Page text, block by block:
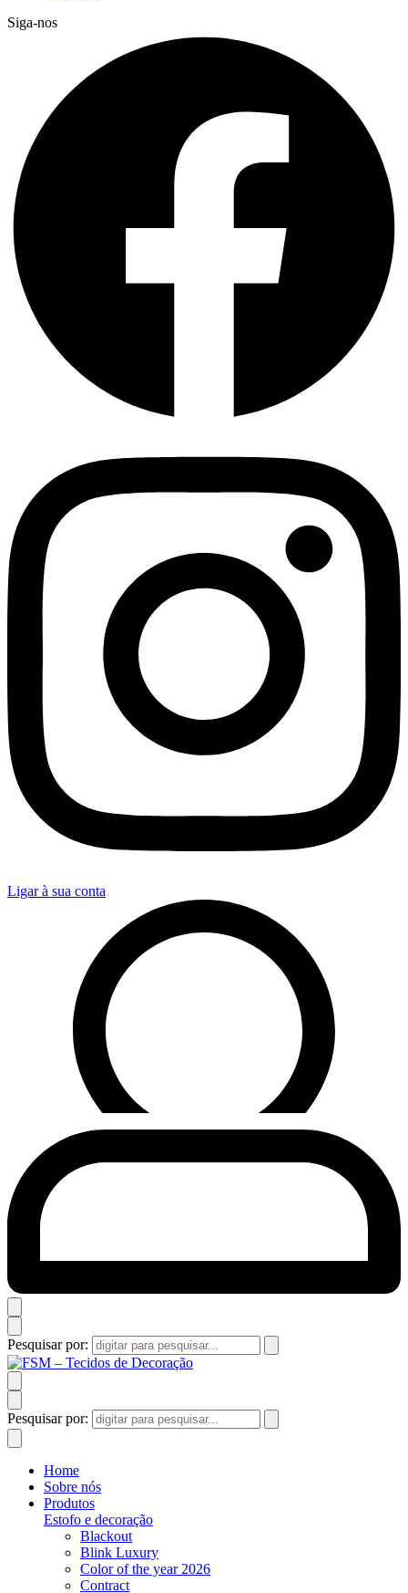
Siga-nos
Ligar à sua conta
Pesquisar por:
Pesquisar por:
Home
Sobre nós
Produtos
Estofo e decoração
Blackout
Blink Luxury
Color of the year 2026
Contract